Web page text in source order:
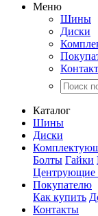
Меню
Шины
Диски
Каталог
Шины
Диски
Болты Гайки
Центрующие
Покупателю
Как купить
Контакты